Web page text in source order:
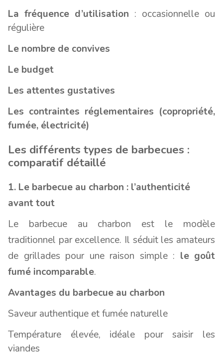
La fréquence d’utilisation : occasionnelle ou
régulière
Le nombre de convives
Le budget
Les attentes gustatives
Les contraintes réglementaires (copropriété,
fumée, électricité)
Les différents types de barbecues :
comparatif détaillé
1. Le barbecue au charbon : l’authenticité
avant tout
Le barbecue au charbon est le modèle
traditionnel par excellence. Il séduit les amateurs
de grillades pour une raison simple : le goût
fumé incomparable.
Avantages du barbecue au charbon
Saveur authentique et fumée naturelle
Température élevée, idéale pour saisir les
viandes